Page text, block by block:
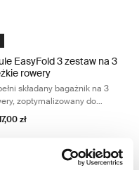
EasyFold 3 zestaw na 3
rowery
składany bagażnik na 3
zoptymalizowany do
e-bike'ów
zł